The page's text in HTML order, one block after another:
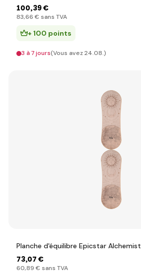
100,39 €
83,66 € sans TVA
+ 100 points
3 à 7 jours(Vous avez 24.08.)
Planche d'équilibre Epicstar Alchemist
73,07 €
60,89 € sans TVA